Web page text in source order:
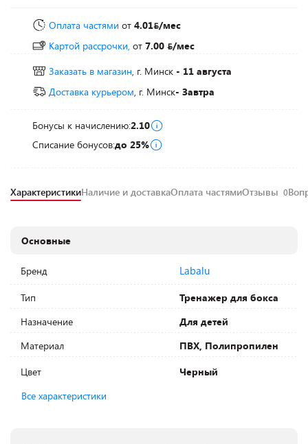
Оплата частями от 4.01 /мес
Картой рассрочки, от 7.00
/мес
Заказать в магазин, г. Минск - 11 августа
Доставка курьером, г. Минск- Завтра
Бонусы к начислению:2.10
Списание бонусов:до 25%
ХарактеристикиНаличие и доставкаОплата частямиОтзывы 0
Основные
Бренд Labalu
Тип
Тренажер для бокса
Назначение
Для детей
Материал
ПВХ, Полипропилен
Цвет
Черный
Все характеристики